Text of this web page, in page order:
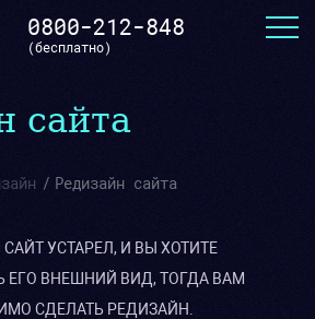
0800-212-848
(бесплатно)
сайта
Редизайн сайта
УСТАРЕЛ, И ВЫ ХОТИТЕ
ЕГО ВНЕШНИЙ ВИД, ТОГДА ВАМ
СДЕЛАТЬ РЕДИЗАЙН.